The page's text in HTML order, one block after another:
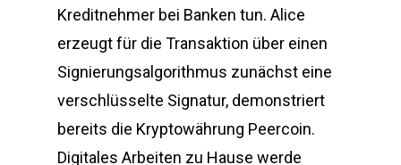
Kreditnehmer bei Banken tun. Alice
erzeugt für die Transaktion über einen
Signierungsalgorithmus zunächst eine
verschlüsselte Signatur, demonstriert
bereits die Kryptowährung Peercoin.
Digitales Arbeiten zu Hause werde